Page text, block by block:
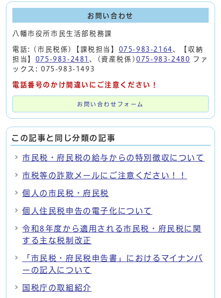
お問い合わせ
八幡市役所市民生活部税務課
電話: (市民税係)【課税担当】 075-983-2164 、【収納
担当】 075-983-2481 、(資産税係)075-983-2480 ファ
ックス: 075-983-1493
電話番号のかけ間違いにご注意ください！
お問い合わせフォーム
この記事と同じ分類の記事
市民税・府民税の給与からの特別徴収について
市税等の詐欺メールにご注意ください！！
個人の市民税・府民税
個人住民税申告の電子化について
令和8年度から適用される市民税・府民税に関
する主な税制改正
「市民税・府民税申告書」におけるマイナンバ
ーの記入について
国税庁の取組紹介